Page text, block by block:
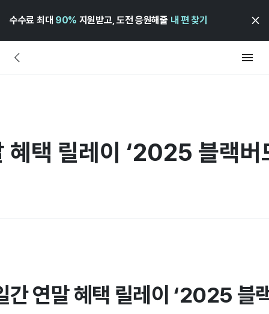
수수료 최대 90% 지원받고, 도전 응원해줄 내 편 찾기
택 릴레이 ‘2025 블랙버
연말 혜택 릴레이 ‘2025 블